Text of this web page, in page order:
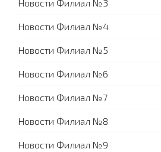
Новости Филиал №3
Новости Филиал №4
Новости Филиал №5
Новости Филиал №6
Новости Филиал №7
Новости Филиал №8
Новости Филиал №9